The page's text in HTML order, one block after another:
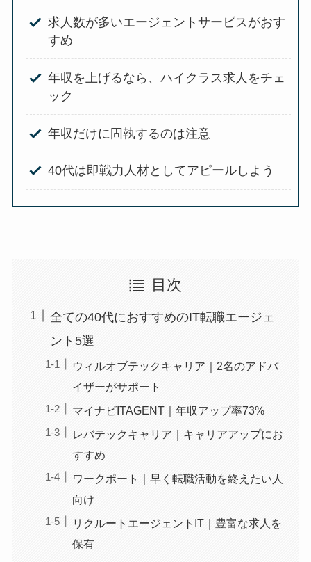
求人数が多いエージェントサービスがおす
すめ
年収を上げるなら、ハイクラス求人をチェ
ック
年収だけに固執するのは注意
40代は即戦力人材としてアピールしよう
目次
全ての40代におすすめのIT転職エージェ
ント5選
ウィルオブテックキャリア｜2名のアドバ
イザーがサポート
マイナビITAGENT｜年収アップ率73%
レバテックキャリア｜キャリアアップにお
すすめ
ワークポート｜早く転職活動を終えたい人
向け
リクルートエージェントIT｜豊富な求人を
保有